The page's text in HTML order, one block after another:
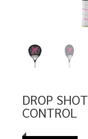
DROP
CONTROL